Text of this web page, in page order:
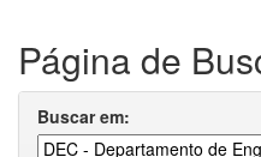
Página de
Buscar em: